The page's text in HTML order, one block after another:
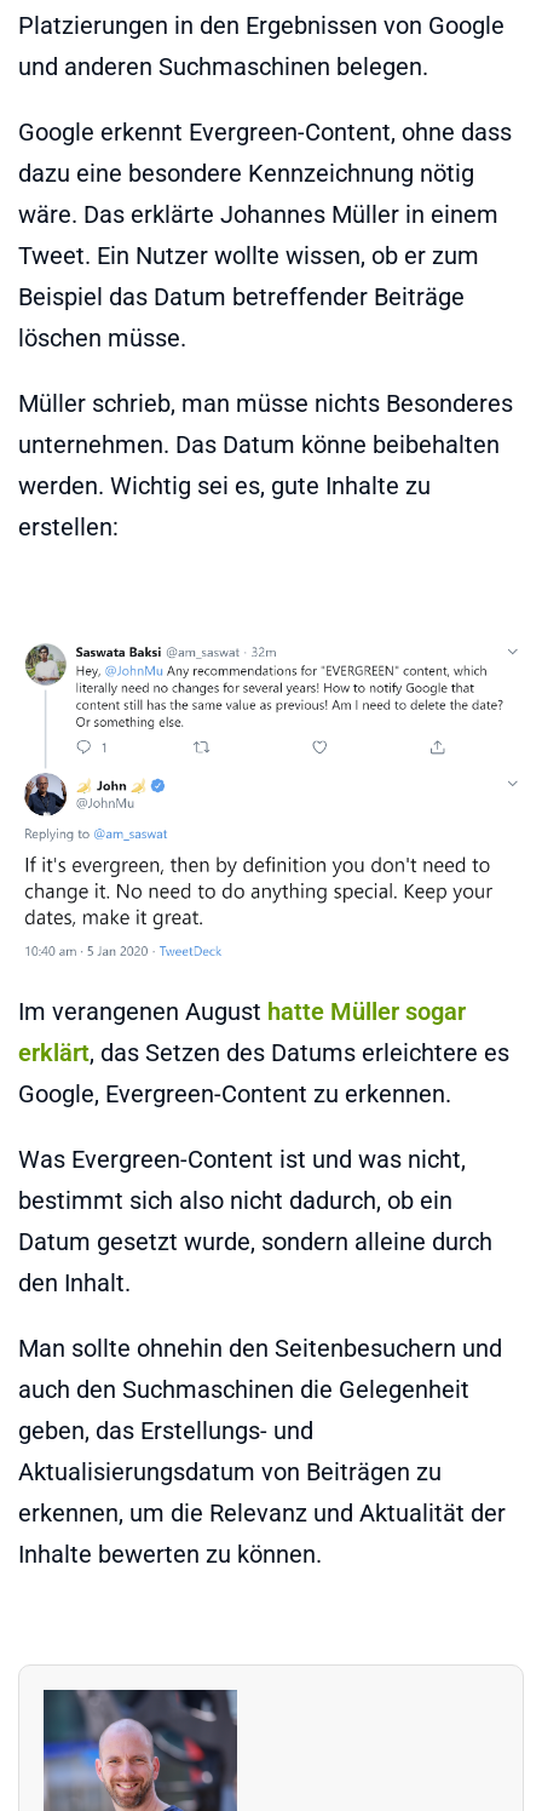
Platzierungen in den Ergebnissen von Google
und anderen Suchmaschinen belegen.
Google erkennt Evergreen-Content, ohne dass
dazu eine besondere Kennzeichnung nötig
wäre. Das erklärte Johannes Müller in einem
Tweet. Ein Nutzer wollte wissen, ob er zum
Beispiel das Datum betreffender Beiträge
löschen müsse.
Müller schrieb, man müsse nichts Besonderes
unternehmen. Das Datum könne beibehalten
werden. Wichtig sei es, gute Inhalte zu
erstellen:
Im verangenen August hatte Müller sogar
erklärt, das Setzen des Datums erleichtere es
Google, Evergreen-Content zu erkennen.
Was Evergreen-Content ist und was nicht,
bestimmt sich also nicht dadurch, ob ein
Datum gesetzt wurde, sondern alleine durch
den Inhalt.
Man sollte ohnehin den Seitenbesuchern und
auch den Suchmaschinen die Gelegenheit
geben, das Erstellungs- und
Aktualisierungsdatum von Beiträgen zu
erkennen, um die Relevanz und Aktualität der
Inhalte bewerten zu können.